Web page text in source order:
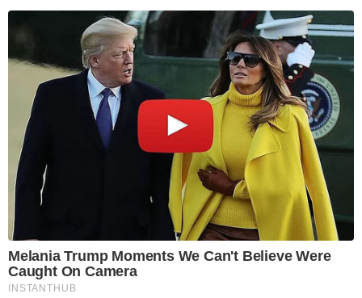
Melania Trump Moments We Can't Believe Were
Caught On Camera
INSTANTHUB